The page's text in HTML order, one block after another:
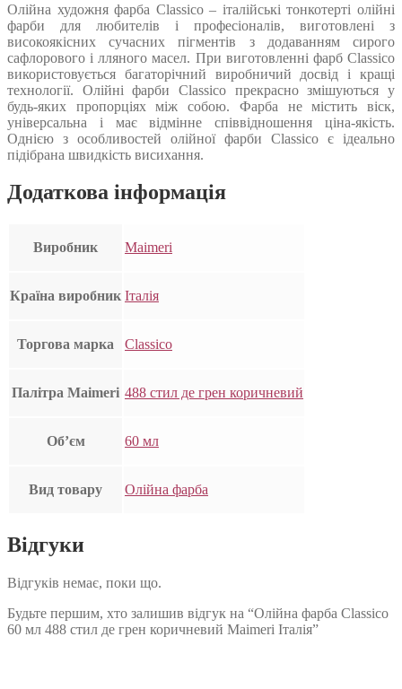
Олійна художня фарба Classico – італійські тонкотерті олійні
фарби для любителів і професіоналів, виготовлені з
високоякісних сучасних пігментів з додаванням сирого
сафлорового і лляного масел. При виготовленні фарб Classico
використовується багаторічний виробничий досвід і кращі
технології. Олійні фарби Classico прекрасно змішуються у
будь-яких пропорціях між собою. Фарба не містить віск,
універсальна і має відмінне співвідношення ціна-якість.
Однією з особливостей олійної фарби Classico є ідеально
підібрана швидкість висихання.
Додаткова інформація
Виробник Maimeri
Країна виробник Італія
Торгова марка Classico
Палітра Maimeri 488 стил де грен коричневий
Об’єм 60 мл
Вид товару Олійна фарба
Відгуки
Відгуків немає, поки що.
Будьте першим, хто залишив відгук на “Олійна фарба Classico
60 мл 488 стил де грен коричневий Maimeri Італія”